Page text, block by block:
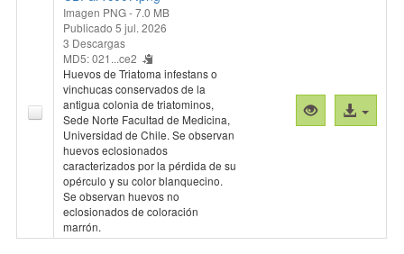
Imagen PNG- 7.0 MB
Publicado 5 jul. 2026
3 Descargas
MD5: 021...ce2
Huevos de Triatoma infestans o
vinchucas conservados de la
antigua colonia de triatominos,
Sede Norte Facultad de Medicina,
Universidad de Chile. Se observan
huevos eclosionados
caracterizados por la pérdida de su
opérculo y su color blanquecino.
Se observan huevos no
eclosionados de coloración
marrón.
Vista
previa
Acceso
al